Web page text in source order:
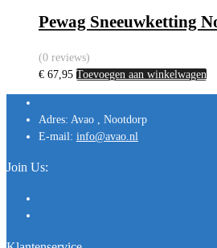
Pewag Sneeuwketting
(0 reviews)
€ 67,95 Toevoegen aan winkelwagen
Adres: Avao , Nootdorp
E-mail: info@avao.nl
Join Us: